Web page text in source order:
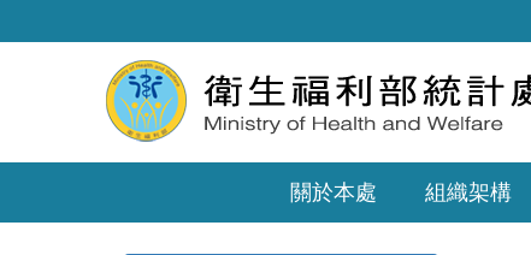
關於本處 組織架構